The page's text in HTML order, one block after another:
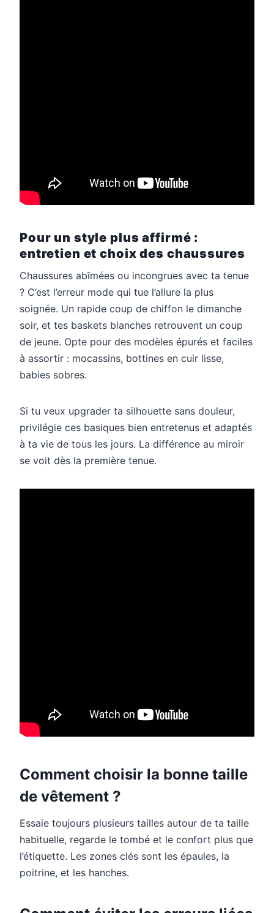
Pour un style plus affirmé :
entretien et choix des chaussures
Chaussures abîmées ou incongrues avec ta tenue
? C’est l’erreur mode qui tue l’allure la plus
soignée. Un rapide coup de chiffon le dimanche
soir, et tes baskets blanches retrouvent un coup
de jeune. Opte pour des modèles épurés et faciles
à assortir : mocassins, bottines en cuir lisse,
babies sobres.
Si tu veux upgrader ta silhouette sans douleur,
privilégie ces basiques bien entretenus et adaptés
à ta vie de tous les jours. La différence au miroir
se voit dès la première tenue.
Comment choisir la bonne taille
de vêtement ?
Essaie toujours plusieurs tailles autour de ta taille
habituelle, regarde le tombé et le confort plus que
l’étiquette. Les zones clés sont les épaules, la
poitrine, et les hanches.